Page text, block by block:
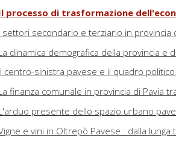
processo di trasformazione
settori secondario e terziario in
dinamica demografica della provincia e
centro-sinistra pavese e il quadro
finanza comunale in provincia di Pavia
presente dello spazio urbano
e vini in Oltrepò Pavese : dalla